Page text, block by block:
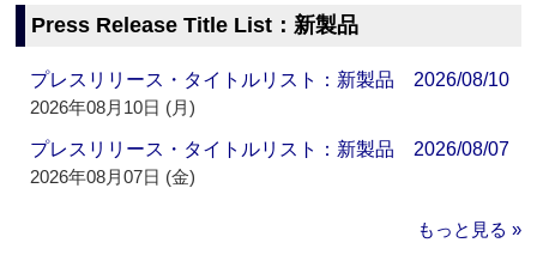
Press Release Title List：新製品
プレスリリース・タイトルリスト：新製品 2026/08/10
2026年08月10日 (月)
プレスリリース・タイトルリスト：新製品 2026/08/07
2026年08月07日 (金)
もっと見る »